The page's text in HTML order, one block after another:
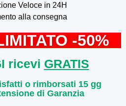
Veloce in 24H
alla consegna
-50%
ricevi GRATIS
o rimborsati 15 gg
di Garanzia